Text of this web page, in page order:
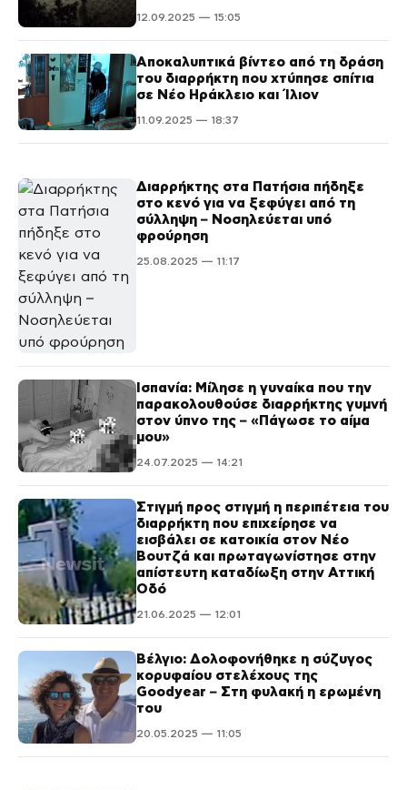
12.09.2025 — 15:05
Αποκαλυπτικά βίντεο από τη δράση
του διαρρήκτη που χτύπησε σπίτια
σε Νέο Ηράκλειο και Ίλιον
11.09.2025 — 18:37
Διαρρήκτης στα Πατήσια πήδηξε
στο κενό για να ξεφύγει από τη
σύλληψη – Νοσηλεύεται υπό
φρούρηση
25.08.2025 — 11:17
Ισπανία: Μίλησε η γυναίκα που την
παρακολουθούσε διαρρήκτης γυμνή
στον ύπνο της – «Πάγωσε το αίμα
μου»
24.07.2025 — 14:21
Στιγμή προς στιγμή η περιπέτεια του
διαρρήκτη που επιχείρησε να
εισβάλει σε κατοικία στον Νέο
Βουτζά και πρωταγωνίστησε στην
απίστευτη καταδίωξη στην Αττική
Οδό
21.06.2025 — 12:01
Βέλγιο: Δολοφονήθηκε η σύζυγος
κορυφαίου στελέχους της
Goodyear – Στη φυλακή η ερωμένη
του
20.05.2025 — 11:05